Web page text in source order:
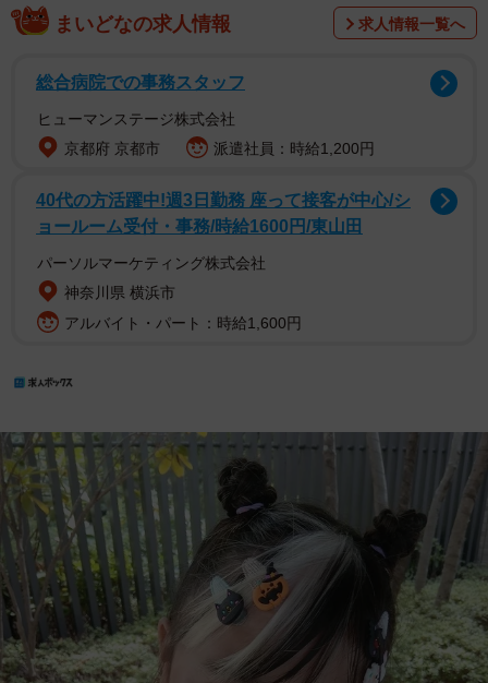
まいどなの求人情報 求人情報一覧へ
総合病院での事務スタッフ
ヒューマンステージ株式会社
京都府 京都市
派遣社員：時給1,200円
40代の方活躍中!週3日勤務 座って接客が中心/シ
ョールーム受付・事務/時給1600円/東山田
パーソルマーケティング株式会社
神奈川県 横浜市
アルバイト・パート：時給1,600円